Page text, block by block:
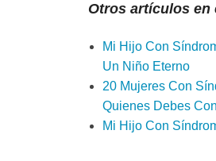
Otros artículos en
Mi Hijo Con
Un Niño Eterno
20 Mujeres Con
Quienes Debes
Mi Hijo Con